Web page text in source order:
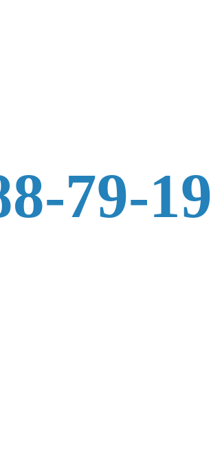
79-19